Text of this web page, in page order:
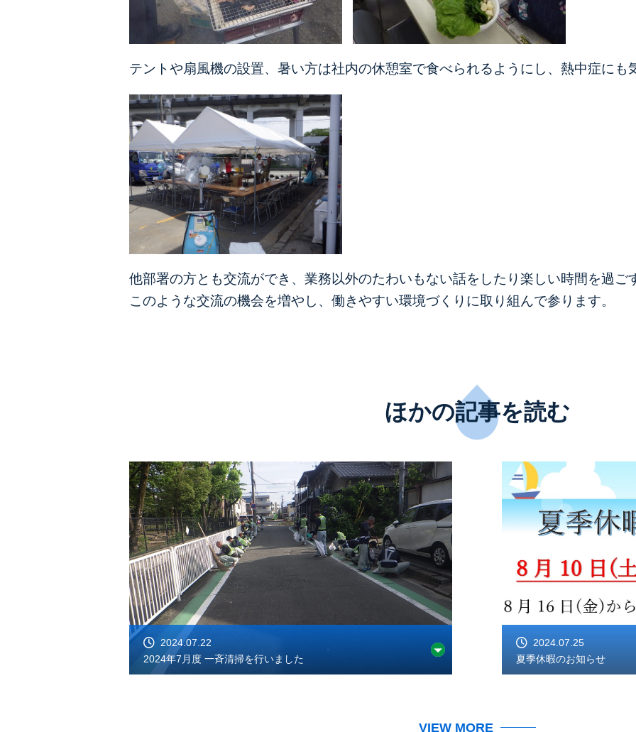
テントや扇風機の設置、暑い方は社内の休憩室で食べられるようにし、熱中症にも
他部署の方とも交流ができ、業務以外のたわいもない話をしたり楽しい時間を過ご
このような交流の機会を増やし、働きやすい環境づくりに取り組んで参ります。
ほかの記事を読む
2024.07.22
2024年7月度 一斉清掃を行いました
2024.07.25
夏季休暇のお知らせ
VIEW MORE